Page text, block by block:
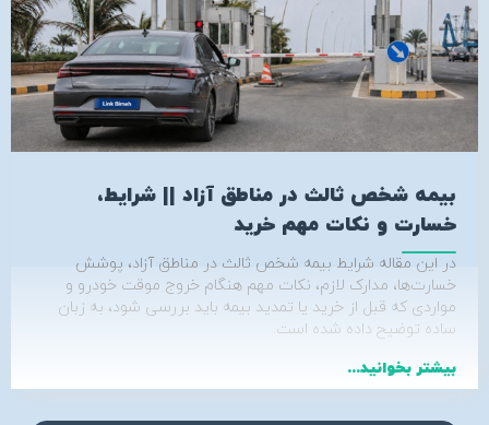
بیمه شخص ثالث در مناطق آزاد || شرایط،
خسارت و نکات مهم خرید
در این مقاله شرایط بیمه شخص ثالث در مناطق آزاد، پوشش
خسارت‌ها، مدارک لازم، نکات مهم هنگام خروج موقت خودرو و
مواردی که قبل از خرید یا تمدید بیمه باید بررسی شود، به زبان
ساده توضیح داده شده است.
بیشتر بخوانید...